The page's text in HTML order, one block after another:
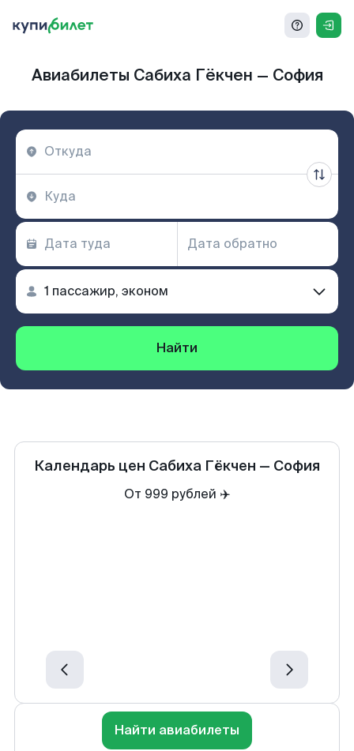
Авиабилеты Сабиха Гёкчен — София
Найти
Календарь цен Сабиха Гёкчен — София
От 999 рублей ✈️
Найти авиабилеты